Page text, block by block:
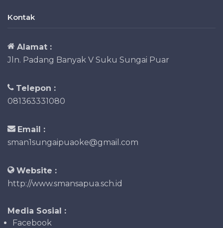
Kontak
Alamat :
Jln. Padang Banyak V Suku Sungai Puar
Telepon :
081363331080
Email :
sman1sungaipuaoke@gmail.com
Website :
http://www.smansapua.sch.id
Media Sosial :
Facebook